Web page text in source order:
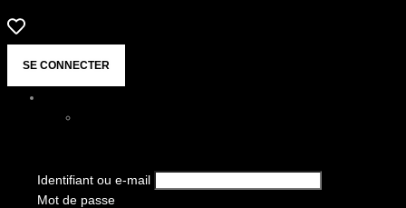
SE CONNECTER
Identifiant ou e-mail
Mot de passe